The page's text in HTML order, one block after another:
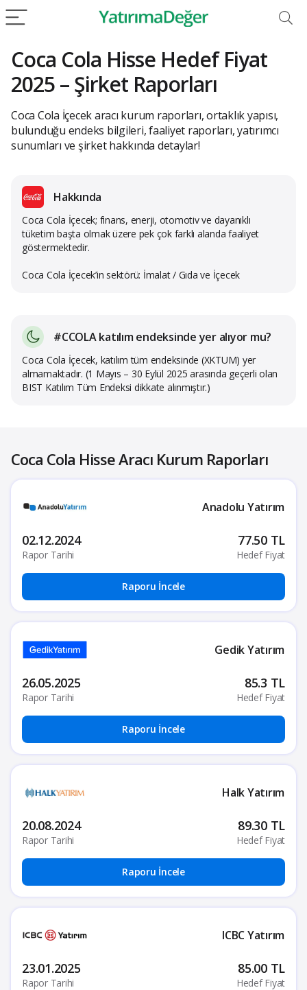
Coca Cola Hisse Hedef Fiyat
2025 – Şirket Raporları
Coca Cola İçecek aracı kurum raporları, ortaklık yapısı,
bulunduğu endeks bilgileri, faaliyet raporları, yatırımcı
sunumları ve şirket hakkında detaylar!
Hakkında
Coca Cola İçecek; finans, enerji, otomotiv ve dayanıklı
tüketim başta olmak üzere pek çok farklı alanda faaliyet
göstermektedir.
Coca Cola İçecek’in sektörü: İmalat / Gıda ve İçecek
#CCOLA katılım endeksinde yer alıyor mu?
Coca Cola İçecek, katılım tüm endeksinde (XKTUM) yer
almamaktadır. (1 Mayıs – 30 Eylül 2025 arasında geçerli olan
BIST Katılım Tüm Endeksi dikkate alınmıştır.)
Coca Cola Hisse Aracı Kurum Raporları
Anadolu Yatırım
02.12.2024
Rapor Tarihi
77.50 TL
Hedef Fiyat
Raporu İncele
Gedik Yatırım
26.05.2025
Rapor Tarihi
85.3 TL
Hedef Fiyat
Raporu İncele
Halk Yatırım
20.08.2024
Rapor Tarihi
89.30 TL
Hedef Fiyat
Raporu İncele
ICBC Yatırım
23.01.2025
Rapor Tarihi
85.00 TL
Hedef Fiyat